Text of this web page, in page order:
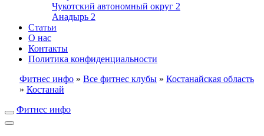
Чукотский автономный округ 2
Анадырь 2
Статьи
О нас
Контакты
Политика конфиденциальности
Фитнес инфо » Все фитнес клубы » Костанайская область
» Костанай
Фитнес инфо